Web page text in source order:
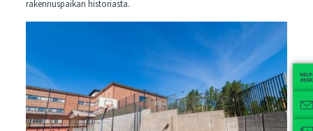
rakennuspaikan historiasta.